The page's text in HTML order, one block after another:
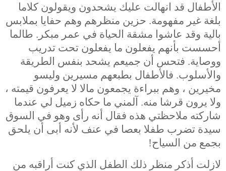
الأطفال قد انهالت عليك يشحدون ويقولون كلاما
بلغة غير مفهومة. حزين منظرهم وهم حفايا بملابس
بالية وقد عاشوا مشقة الحياة في عمر مبكر. طالما
أحسست بأنهم يفعلون ما يفعلون تحت تدريب
ووصاية. فتحس أن جميعم يشحد بنفس الطريقة
والأسلوب. فالأطفال بطبعهم مسيرين وليسو
مخيرين ، وهم ببراءة يجمعون مالا لا يعرفون قيمته ،
ولا يرون قرشا منه. آلمني ما حكاه زميل لي عندما
شاركته ملاحظتي هذه فقال أنه رأى وهو في السوق
سيدة تضرب طفلا بعصا في عنف لأنه أبى أن يلحق
بجمع من السياح!
لازلت أذكر منظر ذلك الطفل الذي كنت أراقبه من